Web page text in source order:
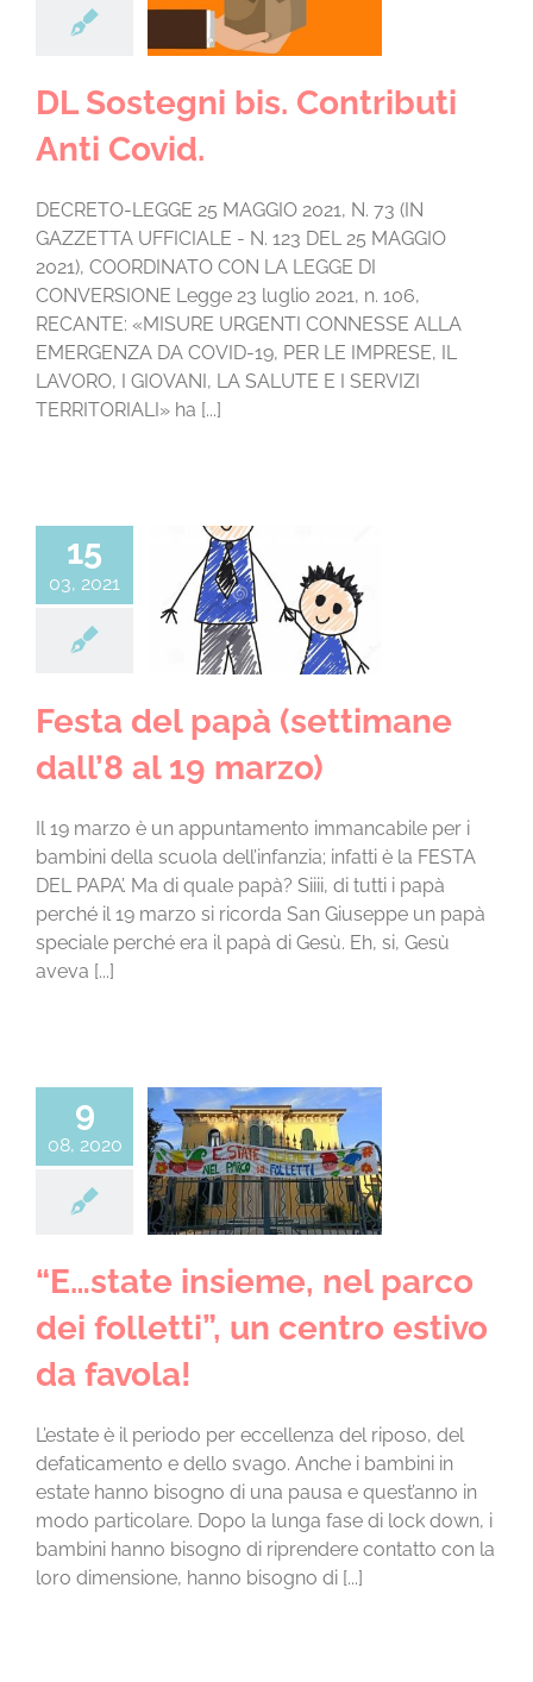
Anti Covid.
categoria
DL Sostegni bis. Contributi
Anti Covid.
DECRETO-LEGGE 25 MAGGIO 2021, N. 73 (IN
GAZZETTA UFFICIALE - N. 123 DEL 25 MAGGIO
2021), COORDINATO CON LA LEGGE DI
CONVERSIONE Legge 23 luglio 2021, n. 106,
RECANTE: «MISURE URGENTI CONNESSE ALLA
EMERGENZA DA COVID-19, PER LE IMPRESE, IL
LAVORO, I GIOVANI, LA SALUTE E I SERVIZI
TERRITORIALI» ha [...]
15
03, 2021
del papà
dall’8 al 19
Festa del papà (settimane
dall’8 al 19 marzo)
Il 19 marzo è un appuntamento immancabile per i
bambini della scuola dell’infanzia; infatti è la FESTA
DEL PAPA’. Ma di quale papà? Siiii, di tutti i papà
perché il 19 marzo si ricorda San Giuseppe un papà
speciale perché era il papà di Gesù. Eh, si, Gesù
aveva [...]
9
08, 2020
insieme, nel
folletti”, un
“E…state insieme, nel parco
dei folletti”, un centro estivo
da favola!
L’estate è il periodo per eccellenza del riposo, del
defaticamento e dello svago. Anche i bambini in
estate hanno bisogno di una pausa e quest’anno in
modo particolare. Dopo la lunga fase di lock down, i
bambini hanno bisogno di riprendere contatto con la
loro dimensione, hanno bisogno di [...]